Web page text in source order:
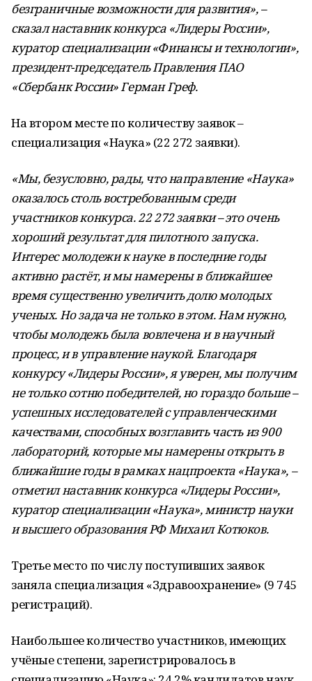
безграничные возможности для развития», –
сказал наставник конкурса «Лидеры России»,
куратор специализации «Финансы и технологии»,
президент-председатель Правления ПАО
«Сбербанк России» Герман Греф.
На втором месте по количеству заявок –
специализация «Наука» (22 272 заявки).
«Мы, безусловно, рады, что направление «Наука»
оказалось столь востребованным среди
участников конкурса. 22 272 заявки – это очень
хороший результат для пилотного запуска.
Интерес молодежи к науке в последние годы
активно растёт, и мы намерены в ближайшее
время существенно увеличить долю молодых
ученых. Но задача не только в этом. Нам нужно,
чтобы молодежь была вовлечена и в научный
процесс, и в управление наукой. Благодаря
конкурсу «Лидеры России», я уверен, мы получим
не только сотню победителей, но гораздо больше –
успешных исследователей с управленческими
качествами, способных возглавить часть из 900
лабораторий, которые мы намерены открыть в
ближайшие годы в рамках нацпроекта «Наука», –
отметил наставник конкурса «Лидеры России»,
куратор специализации «Наука», министр науки
и высшего образования РФ Михаил Котюков.
Третье место по числу поступивших заявок
заняла специализация «Здравоохранение» (9 745
регистраций).
Наибольшее количество участников, имеющих
учёные степени, зарегистрировалось в